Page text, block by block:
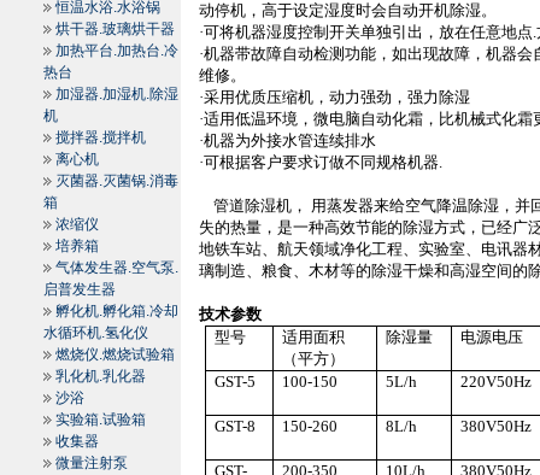
恒温水浴.水浴锅
烘干器.玻璃烘干器
加热平台.加热台.冷
热台
加湿器.加湿机.除湿
机
搅拌器.搅拌机
离心机
灭菌器.灭菌锅.消毒
箱
浓缩仪
培养箱
气体发生器.空气泵.
启普发生器
孵化机.孵化箱.冷却
水循环机.氢化仪
燃烧仪.燃烧试验箱
乳化机.乳化器
沙浴
实验箱.试验箱
收集器
微量注射泵
动停机，高于设定湿度时会自动开机除湿。
·可将机器湿度控制开关单独引出，放在任意地点.
·机器带故障自动检测功能，如出现故障，机器
维修。
·采用优质压缩机，动力强劲，强力除湿
·适用低温环境，微电脑自动化霜，比机械式化
·机器为外接水管连续排水
·可根据客户要求订做不同规格机器.
管道除湿机， 用蒸发器来给空气降温除湿，
失的热量，是一种高效节能的除湿方式，已经广
地铁车站、航天领域净化工程、实验室、电讯器
璃制造、粮食、木材等的除湿干燥和高湿空间的
技术参数
型号
适用面积
（平方）
除湿量 电源电压
GST-5 100-150 5L/h 220V50Hz
GST-8 150-260 8L/h 380V50Hz
GST-
200-350 10L/h 380V50Hz